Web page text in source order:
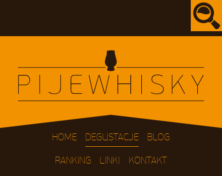
HOME DEGUSTACJE BLOG
RANKING LINKI KONTAKT